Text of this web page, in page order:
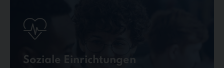
Soziale Einrichtungen